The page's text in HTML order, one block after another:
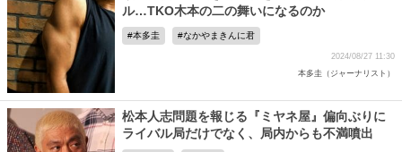
ル…TKO木本の二の舞いになるのか
本多圭 なかやまきんに君
2024/08/27 11:30
本多圭（ジャーナリスト）
松本人志問題を報じる『ミヤネ屋』偏向ぶりに
ライバル局だけでなく、局内からも不満噴出